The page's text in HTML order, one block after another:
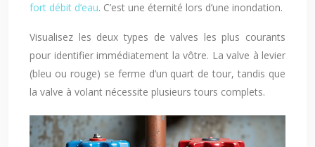
fort débit d’eau. C’est une éternité lors d’une inondation.
Visualisez les deux types de valves les plus courants
pour identifier immédiatement la vôtre. La valve à levier
(bleu ou rouge) se ferme d’un quart de tour, tandis que
la valve à volant nécessite plusieurs tours complets.